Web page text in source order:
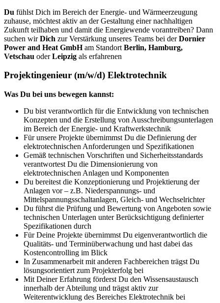
Du fühlst Dich im Bereich der Energie- und Wärmeerzeugung
zuhause, möchtest aktiv an der Gestaltung einer nachhaltigen
Zukunft teilhaben und damit die Energiewende vorantreiben? Dann
suchen wirDich zur Verstärkung unseres Teams bei derDornier
Power and Heat GmbHam Standort Berlin, Hamburg,
Vetschau oderLeipzig als erfahrenen
Projektingenieur (m/w/d) Elektrotechnik
Was Du bei uns bewegen kannst:
Du bist verantwortlich für die Entwicklung von technischen
Konzepten und die Erstellung von Ausschreibungsunterlagen
im Bereich der Energie- und Kraftwerkstechnik
Für unsere Projekte übernimmst Du die Definierung der
elektrotechnischen Anforderungen und Spezifikationen
Gemäß technischen Vorschriften und Sicherheitsstandards
verantwortest Du die Dimensionierung von
elektrotechnischen Anlagen und Komponenten
Du bereitest die Konzeptionierung und Projektierung der
Anlagen vor – z.B. Niederspannungs- und
Mittelspannungsschaltanlagen, Gleich- und Wechselrichter
Du führst die Prüfung und Bewertung von Angeboten sowie
technischen Unterlagen unter Berücksichtigung definierter
Spezifikationen durch
Für Deine Projekte übernimmst Du eigenverantwortlich die
Qualitäts- und Terminüberwachung und hast dabei das
Kostencontrolling im Blick
In Zusammenarbeit mit anderen Fachbereichen trägst Du
lösungsorientiert zum Projekterfolg bei
Mit Deiner Erfahrung förderst Du den Wissensaustausch
innerhalb der Abteilung und trägst aktiv zur
Weiterentwicklung des Bereiches Elektrotechnik bei